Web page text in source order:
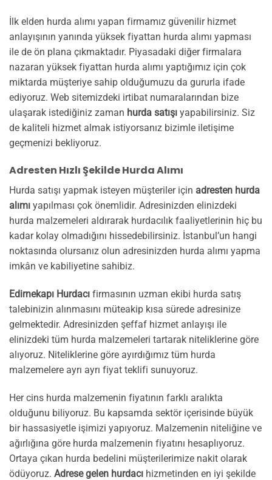
İlk elden hurda alımı yapan firmamız güvenilir hizmet
anlayışının yanında yüksek fiyattan hurda alımı yapması
ile de ön plana çıkmaktadır. Piyasadaki diğer firmalara
nazaran yüksek fiyattan hurda alımı yaptığımız için çok
miktarda müşteriye sahip olduğumuzu da gururla ifade
ediyoruz. Web sitemizdeki irtibat numaralarından bize
ulaşarak istediğiniz zaman hurda satışı yapabilirsiniz. Siz
de kaliteli hizmet almak istiyorsanız bizimle iletişime
geçmenizi bekliyoruz.
Adresten Hızlı Şekilde Hurda Alımı
Hurda satışı yapmak isteyen müşteriler için adresten hurda
alımı yapılması çok önemlidir. Adresinizden elinizdeki
hurda malzemeleri aldırarak hurdacılık faaliyetlerinin hiç bu
kadar kolay olmadığını hissedebilirsiniz. İstanbul’un hangi
noktasında olursanız olun adresinizden hurda alımı yapma
imkân ve kabiliyetine sahibiz.
Edirnekapı Hurdacı firmasının uzman ekibi hurda satış
talebinizin alınmasını müteakip kısa sürede adresinize
gelmektedir. Adresinizden şeffaf hizmet anlayışı ile
elinizdeki tüm hurda malzemeleri tartarak niteliklerine göre
alıyoruz. Niteliklerine göre ayırdığımız tüm hurda
malzemelere ayrı ayrı fiyat teklifi sunuyoruz.
Her cins hurda malzemenin fiyatının farklı aralıkta
olduğunu biliyoruz. Bu kapsamda sektör içerisinde büyük
bir hassasiyetle işimizi yapıyoruz. Malzemenin niteliğine ve
ağırlığına göre hurda malzemenin fiyatını hesaplıyoruz.
Ortaya çıkan hurda bedelini müşterilerimize nakit olarak
ödüyoruz. Adrese gelen hurdacı hizmetinden en iyi şekilde